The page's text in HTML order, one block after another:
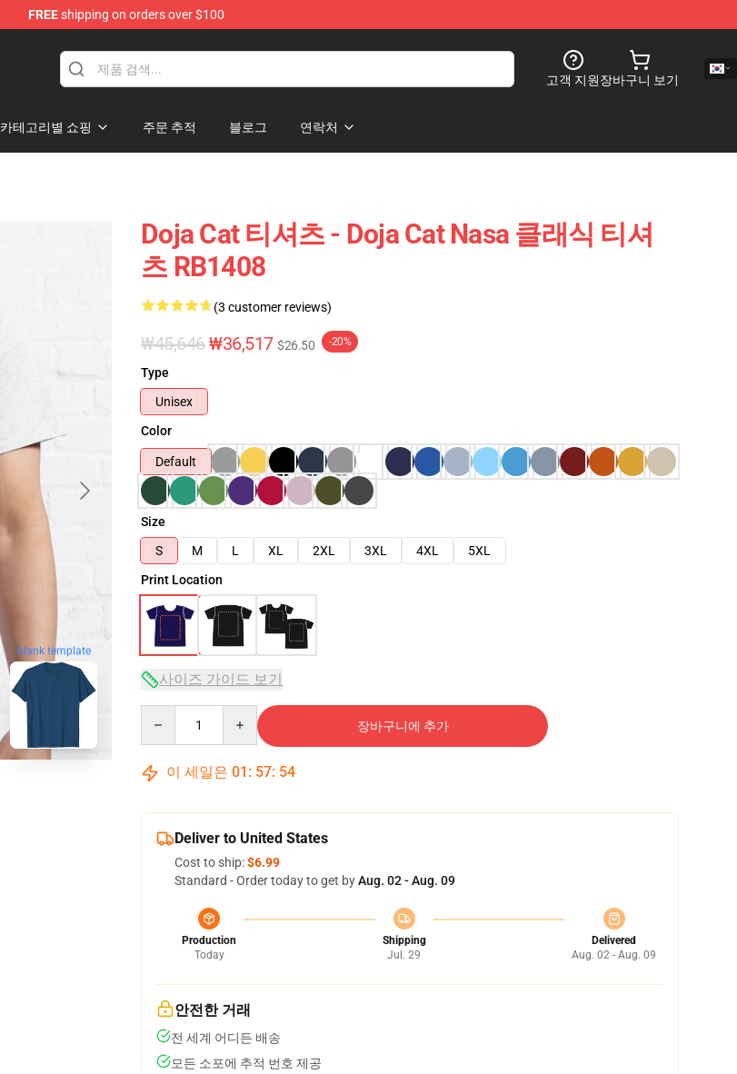
FREEshipping on orders over $100
고객 지원장바구니 보기
카테고리별 쇼핑 주문 추적 블로그 연락처
blank template
Doja Cat 티셔츠 - Doja Cat Nasa 클래식 티셔
츠 RB1408
(3 customer reviews)
₩45,646₩36,517 $26.50 -20%
Type
Unisex
Color
Default
Size
S
M L XL 2XL 3XL 4XL
5XL
Print Location
사이즈 가이드 보기
장바구니에 추가
이 세일은 01 : 57: 53
Deliver to United States
Cost to ship:$6.99
Standard - Order today to get byAug. 02 - Aug. 09
Production
Today
Shipping
Jul. 29
Delivered
Aug. 02 - Aug. 09
안전한 거래
전 세계 어디든 배송
모든 소포에 추적 번호 제공